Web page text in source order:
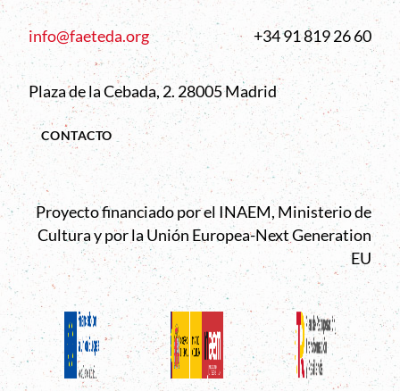
info@faeteda.org +34 91 819 26 60
Plaza de la Cebada, 2. 28005 Madrid
CONTACTO
Proyecto financiado por el INAEM, Ministerio de
Cultura y por la Unión Europea-Next Generation
EU